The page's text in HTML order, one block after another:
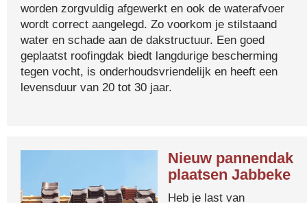
worden zorgvuldig afgewerkt en ook de waterafvoer
wordt correct aangelegd. Zo voorkom je stilstaand
water en schade aan de dakstructuur. Een goed
geplaatst roofingdak biedt langdurige bescherming
tegen vocht, is onderhoudsvriendelijk en heeft een
levensduur van 20 tot 30 jaar.
Nieuw pannendak
plaatsen Jabbeke
Heb je last van